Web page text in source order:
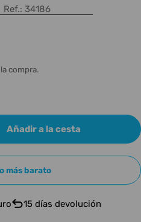
Ref.: 34186
compra.
Native Instruments
para Native
Añadir a la cesta
más barato
15 días devolución